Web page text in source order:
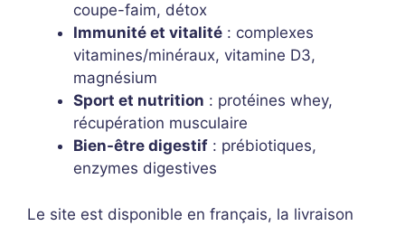
coupe-faim, détox
Immunité et vitalité : complexes
vitamines/minéraux, vitamine D3,
magnésium
Sport et nutrition : protéines whey,
récupération musculaire
Bien-être digestif : prébiotiques,
enzymes digestives
Le site est disponible en français, la livraison